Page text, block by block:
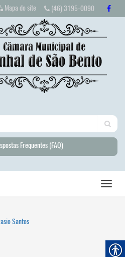
Mapa do site (46) 3195-0090
Frequentes (FAQ)
Santos